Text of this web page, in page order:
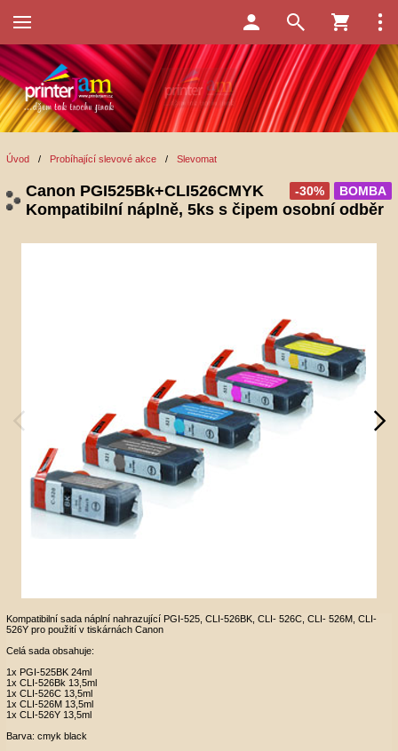
Úvod / Probíhající slevové akce / Slevomat
BOMBA
-30%
Canon PGI525Bk+CLI526CMYK
Kompatibilní náplně, 5ks s čipem osobní odběr
Kompatibilní sada náplní nahrazující PGI-525, CLI-526BK, CLI- 526C, CLI- 526M, CLI-
526Y pro použití v tiskárnách Canon
Celá sada obsahuje:
1x PGI-525BK 24ml
1x CLI-526Bk 13,5ml
1x CLI-526C 13,5ml
1x CLI-526M 13,5ml
1x CLI-526Y 13,5ml
Barva: cmyk black